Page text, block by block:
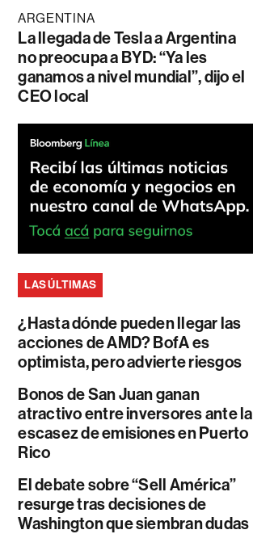
ARGENTINA
La llegada de Tesla a Argentina
no preocupa a BYD: “Ya les
ganamos a nivel mundial”, dijo el
CEO local
LAS ÚLTIMAS
¿Hasta dónde pueden llegar las
acciones de AMD? BofA es
optimista, pero advierte riesgos
Bonos de San Juan ganan
atractivo entre inversores ante la
escasez de emisiones en Puerto
Rico
El debate sobre “Sell América”
resurge tras decisiones de
Washington que siembran dudas